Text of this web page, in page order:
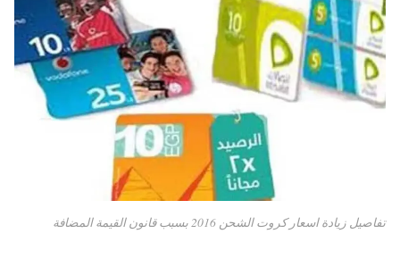
تفاصيل زيادة اسعار كروت الشحن 2016 بسبب قانون القيمة المضافة